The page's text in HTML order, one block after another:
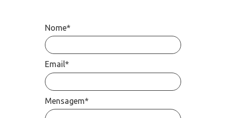
Nome*
Email*
Mensagem*